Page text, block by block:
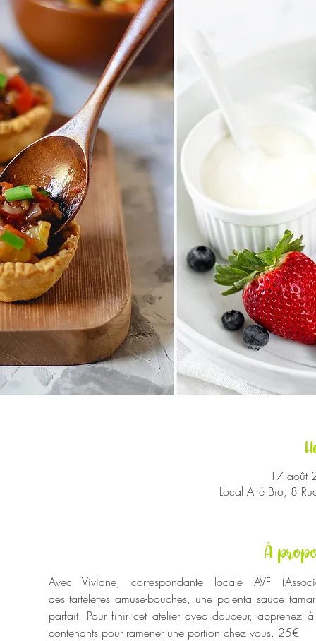
17 août
Local Alré Bio, 8
À
Avec Viviane, correspondante locale AVF
des tartelettes amuse-bouches, une polenta sauce
parfait. Pour finir cet atelier avec douceur, apprenez
contenants pour ramener une portion chez vous. 25€